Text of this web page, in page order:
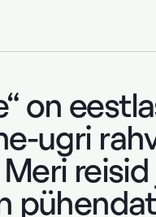
on
ugri
reisid